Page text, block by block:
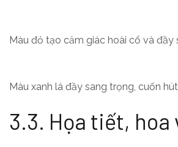
Màu đỏ tạo cảm giác hoài cổ và đầy
Màu xanh lá đầy sang trọng, cuốn hút
3.3. Họa tiết, hoa